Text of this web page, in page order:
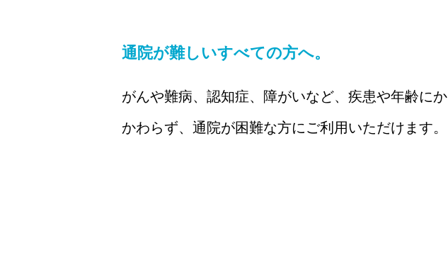
通院が難しいすべての方へ。
がんや難病、認知症、障がいなど、疾患や年齢にか
かわらず、通院が困難な方にご利用いただけます。